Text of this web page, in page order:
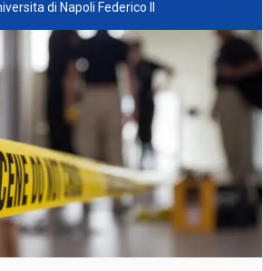
di Napoli Federico II